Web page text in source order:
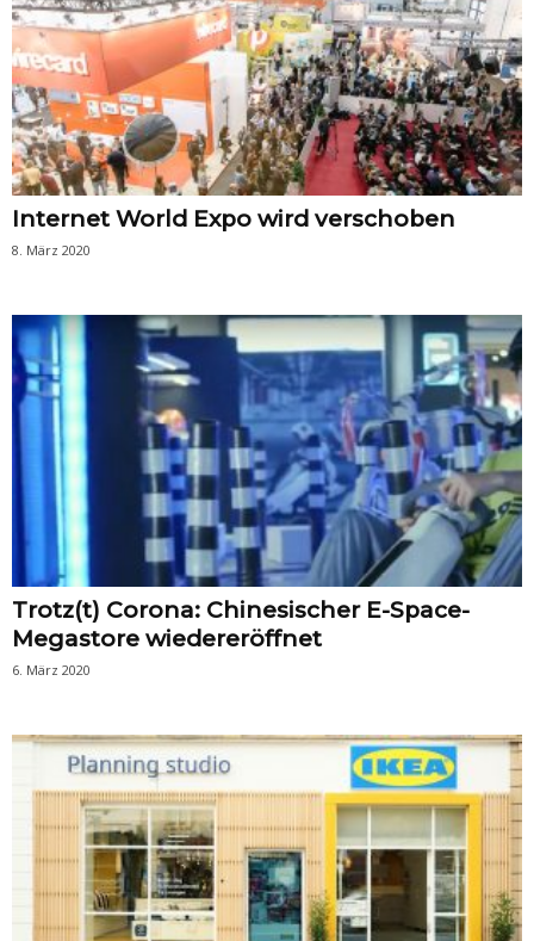
Internet World Expo wird verschoben
8. März 2020
Trotz(t) Corona: Chinesischer E-Space-
Megastore wiedereröffnet
6. März 2020